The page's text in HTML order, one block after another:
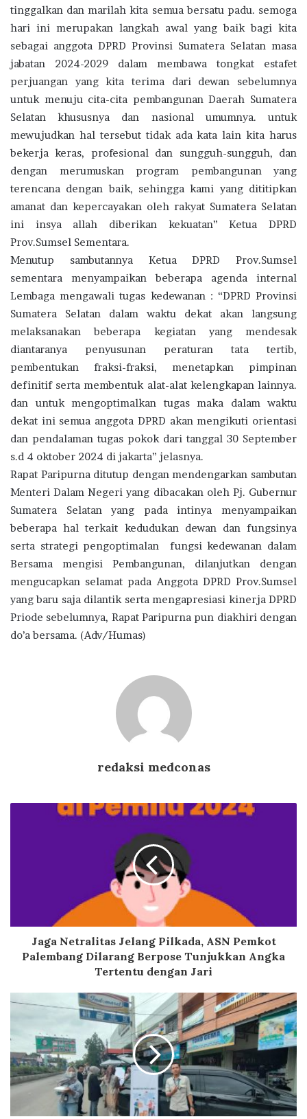
tinggalkan dan marilah kita semua bersatu padu. semoga
hari ini merupakan langkah awal yang baik bagi kita
sebagai anggota DPRD Provinsi Sumatera Selatan masa
jabatan 2024-2029 dalam membawa tongkat estafet
perjuangan yang kita terima dari dewan sebelumnya
untuk menuju cita-cita pembangunan Daerah Sumatera
Selatan khususnya dan nasional umumnya. untuk
mewujudkan hal tersebut tidak ada kata lain kita harus
bekerja keras, profesional dan sungguh-sungguh, dan
dengan merumuskan program pembangunan yang
terencana dengan baik, sehingga kami yang dititipkan
amanat dan kepercayakan oleh rakyat Sumatera Selatan
ini insya allah diberikan kekuatan” Ketua DPRD
Prov.Sumsel Sementara.
Menutup sambutannya Ketua DPRD Prov.Sumsel
sementara menyampaikan beberapa agenda internal
Lembaga mengawali tugas kedewanan : “DPRD Provinsi
Sumatera Selatan dalam waktu dekat akan langsung
melaksanakan beberapa kegiatan yang mendesak
diantaranya penyusunan peraturan tata tertib,
pembentukan fraksi-fraksi, menetapkan pimpinan
definitif serta membentuk alat-alat kelengkapan lainnya.
dan untuk mengoptimalkan tugas maka dalam waktu
dekat ini semua anggota DPRD akan mengikuti orientasi
dan pendalaman tugas pokok dari tanggal 30 September
s.d 4 oktober 2024 di jakarta” jelasnya.
Rapat Paripurna ditutup dengan mendengarkan sambutan
Menteri Dalam Negeri yang dibacakan oleh Pj. Gubernur
Sumatera Selatan yang pada intinya menyampaikan
beberapa hal terkait kedudukan dewan dan fungsinya
serta strategi pengoptimalan fungsi kedewanan dalam
Bersama mengisi Pembangunan, dilanjutkan dengan
mengucapkan selamat pada Anggota DPRD Prov.Sumsel
yang baru saja dilantik serta mengapresiasi kinerja DPRD
Priode sebelumnya, Rapat Paripurna pun diakhiri dengan
do’a bersama. (Adv/Humas)
redaksi medconas
Jaga Netralitas Jelang Pilkada, ASN Pemkot
Palembang Dilarang Berpose Tunjukkan Angka
Tertentu dengan Jari